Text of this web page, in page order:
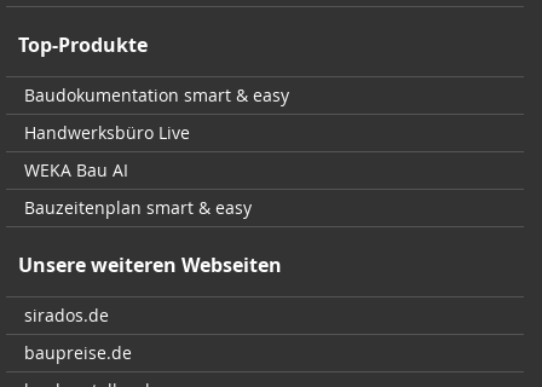
Top-Produkte
Baudokumentation smart & easy
Handwerksbüro Live
WEKA Bau AI
Bauzeitenplan smart & easy
Unsere weiteren Webseiten
sirados.de
baupreise.de